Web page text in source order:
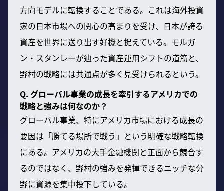
方向モデルに転換することである。これは海外投資
家の日本市場への関心の高まりを受け、日本が誇る
資産を世界に送り出す好機と捉えている。モルガ
ン・スタンレーが辿った資産運用シフトの道筋と、
野村の戦略には共通点が多く見受けられるという。
Q. グローバル事業の成長を牽引するアメリカでの
戦略と強みは何なのか？
グローバル事業、特にアメリカ市場における成長の
要因は「勝てる場所で戦う」という明確な戦略転換
にある。アメリカの大手金融機関と正面から競合す
るのではなく、野村の強みを発揮できるニッチな分
野に資源を集中投下している。